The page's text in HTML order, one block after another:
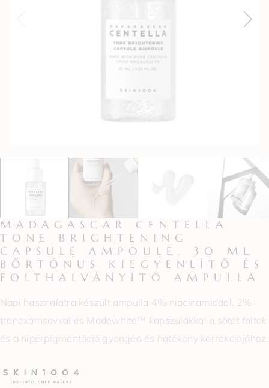
MADAGASCAR CENTELLA
TONE BRIGHTENING
CAPSULE AMPOULE, 30 ML
BŐRTÓNUS KIEGYENLÍTŐ ÉS
FOLTHALVÁNYÍTÓ AMPULLA
Napi használatra készült ampulla 4% niacinamiddal, 2%
tranexámsavval és Madewhite™ kapszulákkal a sötét foltok
és a hiperpigmentáció gyengéd és hatékony korrekciójához.